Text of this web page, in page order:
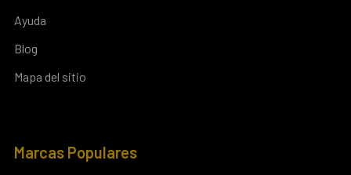
Ayuda
Blog
Mapa del sitio
Marcas Populares